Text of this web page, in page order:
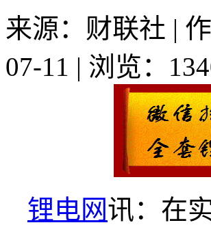
来源：财联社 |
07-11 | 浏览：
锂电网讯：在